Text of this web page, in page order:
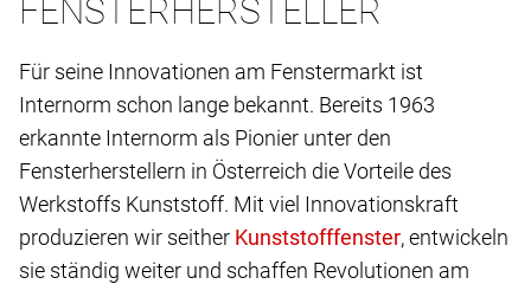
FENSTERHERSTELLER
Für seine Innovationen am Fenstermarkt ist
Internorm schon lange bekannt. Bereits 1963
erkannte Internorm als Pionier unter den
Fensterherstellern in Österreich die Vorteile des
Werkstoffs Kunststoff. Mit viel Innovationskraft
produzieren wir seither
, entwickeln
sie ständig weiter und schaffen Revolutionen am